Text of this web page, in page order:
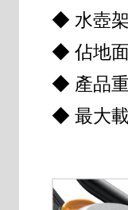
◆ 水壺
◆ 佔地
◆ 產品
◆ 最大